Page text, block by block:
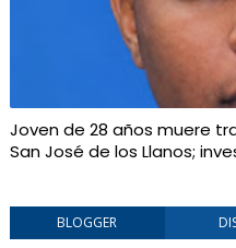
Joven de 28 años muere
San José de los Llanos;
BLOGGER